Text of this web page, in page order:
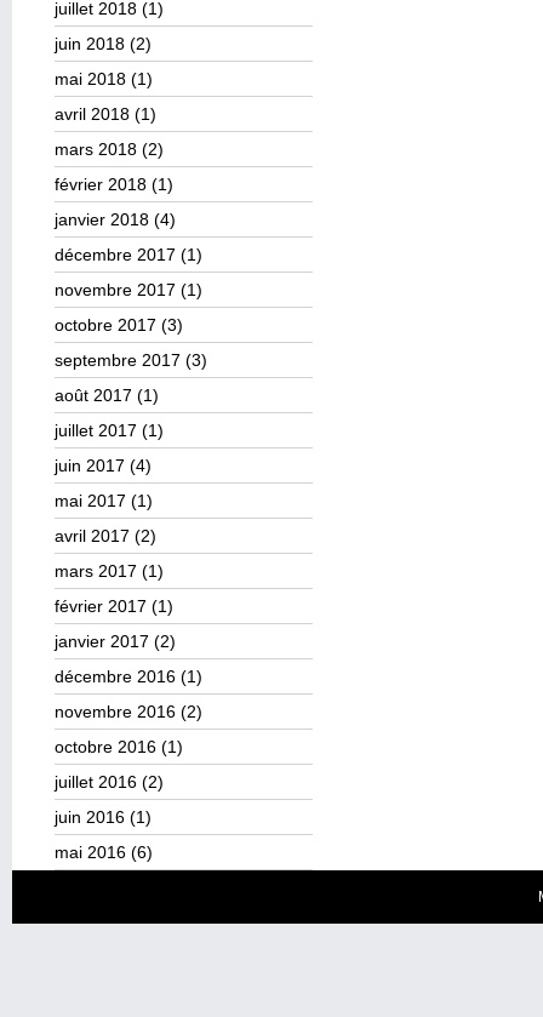
juillet 2018 (1)
juin 2018 (2)
mai 2018 (1)
avril 2018 (1)
mars 2018 (2)
février 2018 (1)
janvier 2018 (4)
décembre 2017 (1)
novembre 2017 (1)
octobre 2017 (3)
septembre 2017 (3)
août 2017 (1)
juillet 2017 (1)
juin 2017 (4)
mai 2017 (1)
avril 2017 (2)
mars 2017 (1)
février 2017 (1)
janvier 2017 (2)
décembre 2016 (1)
novembre 2016 (2)
octobre 2016 (1)
juillet 2016 (2)
juin 2016 (1)
mai 2016 (6)